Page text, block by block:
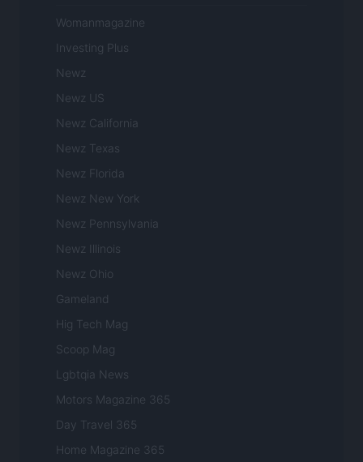
Womanmagazine
Investing Plus
Newz
Newz US
Newz California
Newz Texas
Newz Florida
Newz New York
Newz Pennsylvania
Newz Illinois
Newz Ohio
Gameland
Hig Tech Mag
Scoop Mag
Lgbtqia News
Motors Magazine 365
Day Travel 365
Home Magazine 365